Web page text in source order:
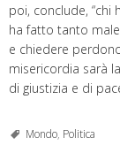
poi, conclude, “chi
ha fatto tanto
e chiedere
misericordia sarà
di giustizia e di
Mondo, Politica